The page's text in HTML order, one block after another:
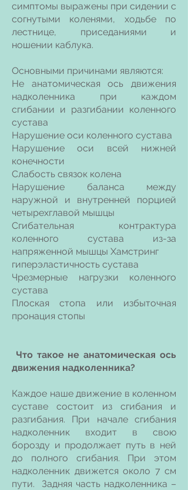
симптомы выражены при сидении с
согнутыми коленями, ходьбе по
лестнице, приседаниями и
ношении каблука.
Основными причинами являются:
Не анатомическая ось движения
надколенника при каждом
сгибании и разгибании коленного
сустава
Нарушение оси коленного сустава
Нарушение оси всей нижней
конечности
Слабость связок колена
Нарушение баланса между
наружной и внутренней порцией
четырехглавой мышцы
Сгибательная контрактура
коленного сустава из-за
напряженной мышцы Хамстринг
гиперэластичность сустава
Чрезмерные нагрузки коленного
сустава
Плоская стопа или избыточная
пронация стопы
Что такое не анатомическая ось
движения надколенника?
Каждое наше движение в коленном
суставе состоит из сгибания и
разгибания. При начале сгибания
надколенник входит в свою
борозду и продолжает путь в ней
до полного сгибания. При этом
надколенник движется около 7 см
пути. Задняя часть надколенника –